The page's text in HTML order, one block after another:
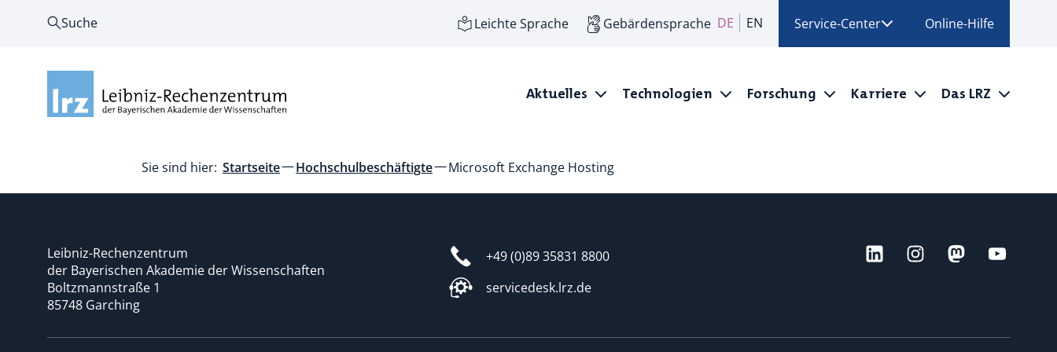
Suche Leichte Sprache Gebärdensprache DE EN Service-Center Online-Hilfe
Aktuelles Technologien Forschung Karriere Das LRZ
Sie sind hier: Startseite Hochschulbeschäftigte Microsoft Exchange Hosting
Leibniz-Rechenzentrum
der Bayerischen Akademie der Wissenschaften
Boltzmannstraße 1
85748 Garching
+49 (0)89 35831 8800
servicedesk.lrz.de